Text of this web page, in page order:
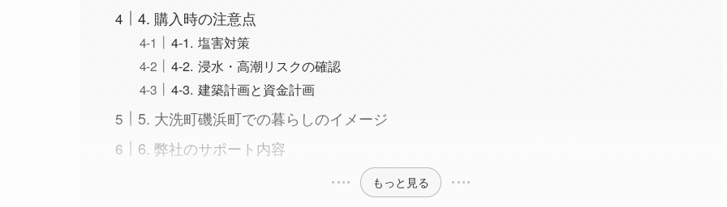
4. 購入時の注意点
4-1. 塩害対策
4-2. 浸水・高潮リスクの確認
4-3. 建築計画と資金計画
5. 大洗町磯浜町での暮らしのイメージ
6. 弊社のサポート内容
もっと見る